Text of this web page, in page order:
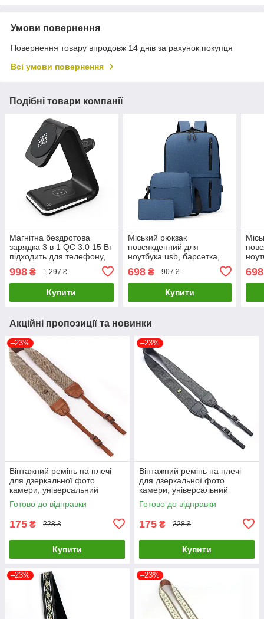
Умови повернення
Повернення товару впродовж 14 днів за рахунок покупця
Всі умови повернення
Подібні товари компанії
Магнітна бездротова
зарядка 3 в 1 QC 3.0 15 Вт
підходить для телефону,
iWatch, AirPods Чорний (
код: WCS3B )
998 ₴ 1 297 ₴
Купити
Міський рюкзак
повсякденний для
ноутбука usb, барсетка,
гаманець, набір 3в1 Синій
( код: IBR196Z )
698₴ 907 ₴
Купити
(
698
Акційні пропозиції та новинки
–23%
Вінтажний ремінь на плечі
для дзеркальної фото
камери, універсальний
ремінь на шию Коричневий (
код: IBX008K )
Готово до відправки
175 ₴ 228 ₴
Купити
–23%
Вінтажний ремінь на плечі
для дзеркальної фото
камери, універсальний
ремінь на шию Сірий ( код:
IBX008S )
Готово до відправки
175 ₴ 228 ₴
Купити
–23% –23%